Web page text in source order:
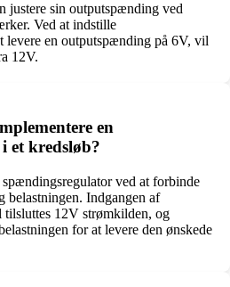
justere sin outputspænding ved
Ved at indstille
levere en outputspænding på 6V, vil
12V.
en
et kredsløb?
ved at forbinde
belastningen. Indgangen af
tilsluttes 12V strømkilden, og
for at levere den ønskede